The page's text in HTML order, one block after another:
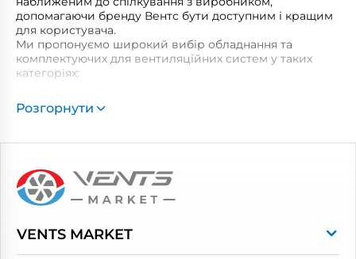
допомагаючи бренду Вентс бути доступним і кращим
для користувача.
Ми пропонуємо широкий вибір обладнання та
комплектуючих для вентиляційних систем у таких
категоріях:
Вентиляційні установки
Промислова вентиляція
Повітропроводи та монтажні елементи
Розгорнути
VENTS MARKET